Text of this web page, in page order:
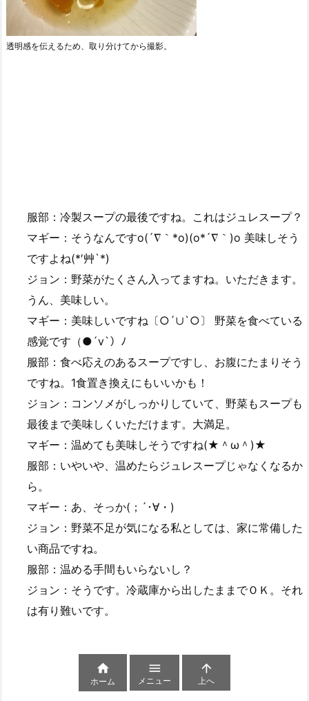
透明感を伝えるため、取り分けてから撮影。
服部：冷製スープの最後ですね。これはジュレスープ？
マギー：そうなんですo(´∇｀*o)(o*´∇｀)o 美味しそう
ですよね(*′艸`*)
ジョン：野菜がたくさん入ってますね。いただきます。
うん、美味しい。
マギー：美味しいですね〔○´∪`○〕 野菜を食べている
感覚です（●´v`）ﾉ
服部：食べ応えのあるスープですし、お腹にたまりそう
ですね。1食置き換えにもいいかも！
ジョン：コンソメがしっかりしていて、野菜もスープも
最後まで美味しくいただけます。大満足。
マギー：温めても美味しそうですね(★＾ω＾)★
服部：いやいや、温めたらジュレスープじゃなくなるか
ら。
マギー：あ、そっか(；´･∀・)
ジョン：野菜不足が気になる私としては、家に常備した
い商品ですね。
服部：温める手間もいらないし？
ジョン：そうです。冷蔵庫から出したままでＯＫ。それ
は有り難いです。

ホーム

メニュー

上へ